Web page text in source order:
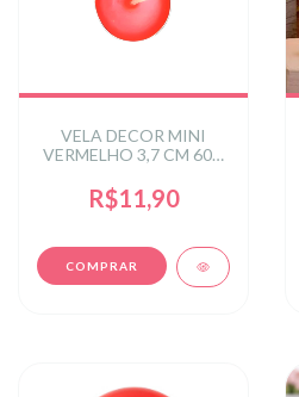
VELA DECOR MINI
VERMELHO 3,7 CM 60G
R$11,90